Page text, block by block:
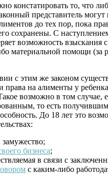
констатировать то, что
представитель могут
до тех пор, пока
сохранены. С
возможность взыскания
материальной помощи (за
с этим же законом
права на алименты у
возможно в том случае,
то есть
До 18 лет это
бизнеса;
в связи с
с каким-либо